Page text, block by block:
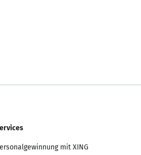
mit XING